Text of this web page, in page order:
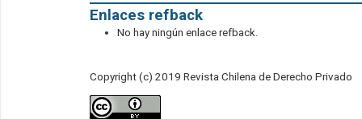
Enlaces refback
No hay ningún enlace refback.
Copyright (c) 2019 Revista Chilena de Derecho Privado